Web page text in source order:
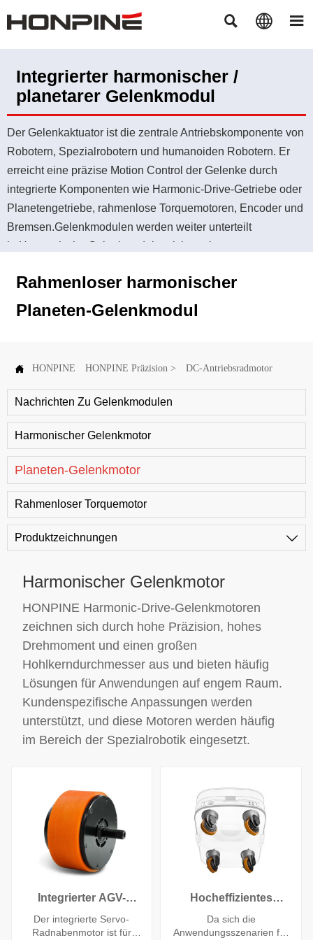
  
Integrierter harmonischer /
planetarer Gelenkmodul
Der Gelenkaktuator ist die zentrale Antriebskomponente von
Robotern, Spezialrobotern und humanoiden Robotern. Er
erreicht eine präzise Motion Control der Gelenke durch
integrierte Komponenten wie Harmonic-Drive-Getriebe oder
Planetengetriebe, rahmenlose Torquemotoren, Encoder und
Bremsen.Gelenkmodulen werden weiter unterteilt
in:Harmonische Gelenkmodule mit integrierten
Antrieben,Drehaktuatoren mit externen Antrieben.Um
Kunden zu unterstützen, die kundenspezifische
eingesetzt
in:Halbleiterausrüstung,Photovoltaikausrüstung,medizinische
Präzisionsgeräte,3C-Ausrüstung,Optische Geräte
Rahmenloser harmonischer
Planeten-Gelenkmodul
 HONPINE HONPINE Präzision > DC-Antriebsradmotor
Nachrichten Zu Gelenkmodulen
Harmonischer Gelenkmotor
Planeten-Gelenkmotor
Rahmenloser Torquemotor
Produktzeichnungen 
Harmonischer Gelenkmotor
HONPINE Harmonic-Drive-Gelenkmotoren
zeichnen sich durch hohe Präzision, hohes
Drehmoment und einen großen
Hohlkerndurchmesser aus und bieten häufig
Lösungen für Anwendungen auf engem Raum.
Kundenspezifische Anpassungen werden
unterstützt, und diese Motoren werden häufig
im Bereich der Spezialrobotik eingesetzt.
Integrierter AGV-
Roboter-Servo-
Radnabenmotor
Der integrierte Servo-
Radnabenmotor ist für
Hocheffizientes
Lenken des
Allradantriebsmoduls
Da sich die
Anwendungsszenarien für